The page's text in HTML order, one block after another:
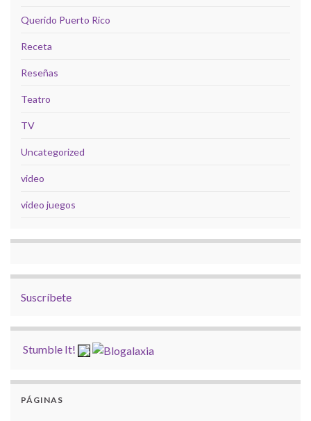
Querido Puerto Rico
Receta
Reseñas
Teatro
TV
Uncategorized
video
video juegos
Suscríbete
Stumble It!
PÁGINAS